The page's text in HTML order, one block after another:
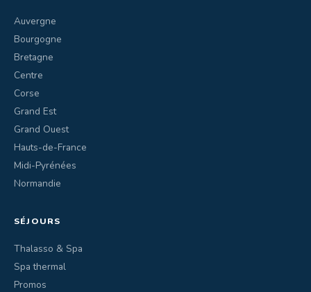
Auvergne
Bourgogne
Bretagne
Centre
Corse
Grand Est
Grand Ouest
Hauts-de-France
Midi-Pyrénées
Normandie
SÉJOURS
Thalasso & Spa
Spa thermal
Promos